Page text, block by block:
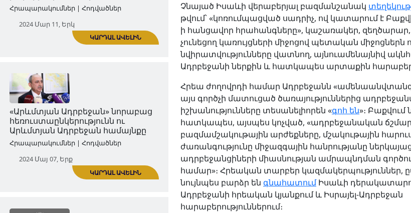
ԿԱՐԴԱԼ ԱՎԵԼԻՆ
Ադրբեջանի Ժողովրդական
Հանրապետության
քաղաքականությունը այլէթնիկ
խմբերի նկատմամբ
Հրապարակումներ | Հոդվածներ
Չնայած Իսաևի վերաբերյալ բազմանշանակ
թվում՝ «կոռումպացված սադրիչ, ով կատարում է
ի հանցավոր հրահանգները», կաշառակեր,
չունեցող կառույցների միջոցով պետական միջոցներն
նվիրատվությունները վատնող, այնուամենայնիվ
Ադրբեջանի ներքին և հատկապես արտաքին
Հրեա ժողովրդի համար Ադրբեջանն
այս գործչի մատուցած ծառայություններից
իշխանությունները տեսանելիորեն «գոհ են»։ Բաքվում
հատկապես, այսպես կոչված, «ադրբեջանական
բազմամշակութային արժեքները, մշակութային
ժառանգությունը միջազգային հանրությանը
ադրբեջանցիների միասնության ամրապնդման
համար»։ Հրեական տարբեր կազմակերպություններ,
նույնպես բարձր են գնահատումԻսաևի
Ադրբեջանի հրեական կյանքում և Իսրայել-Ադրբեջան
հարաբերություններում։